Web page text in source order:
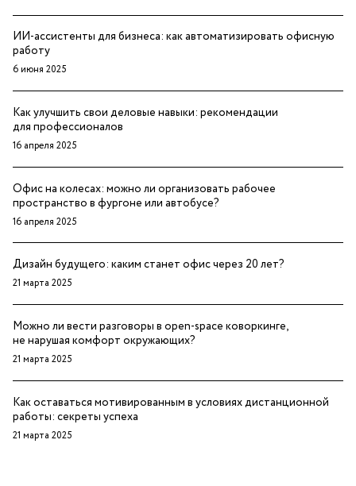
ИИ-ассистенты для бизнеса: как автоматизировать офисную
работу
6 июня 2025
Как улучшить свои деловые навыки: рекомендации
для профессионалов
16 апреля 2025
Офис на колесах: можно ли организовать рабочее
пространство в фургоне или автобусе?
16 апреля 2025
Дизайн будущего: каким станет офис через 20 лет?
21 марта 2025
Можно ли вести разговоры в open-space коворкинге,
не нарушая комфорт окружающих?
21 марта 2025
Как оставаться мотивированным в условиях дистанционной
работы: секреты успеха
21 марта 2025